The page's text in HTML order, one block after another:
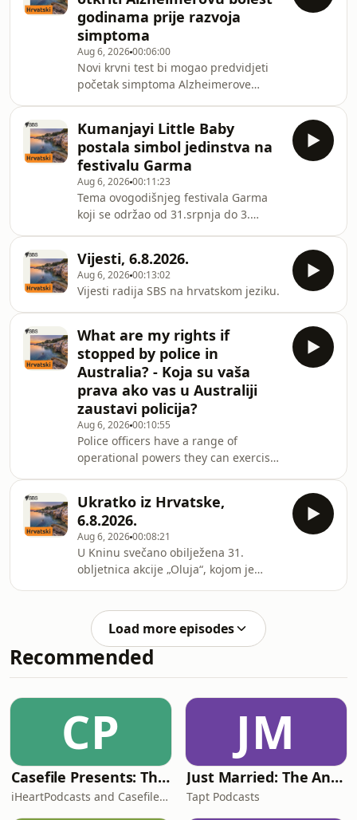
godinama prije razvoja
simptoma
Aug 6, 202600:06:00
Novi krvni test bi mogao predvidjeti
početak simptoma Alzheimerove
mnogih ljudi. Studija pokazuje da
krvni test može pomoći u
identificiranju zdravih ljudi s visokim
rizikom razvoja Alzheimerove bolesti,
te detektirati u kojoj mjeri je njihova
bolest napredovala.
Kumanjayi Little Baby
postala simbol jedinstva na
festivalu Garma
Aug 6, 202600:11:23
Tema ovogodišnjeg festivala Garma
koji se održao od 31.srpnja do 3.
jedinstvo i proslavu raznolikosti
moderne Australije. Tragična smrt
petogodišnje djevojčice, Kumanjayi
Little Baby, u travnju je postala
snažan simbol onoga što je moguće
učiniti kada se zajednica ujedini.
Vijesti, 6.8.2026.
Aug 6, 202600:13:02
Vijesti radija SBS na hrvatskom jeziku.
What are my rights if
stopped by police in
Australia? - Koja su vaša
prava ako vas u Australiji
zaustavi policija?
Aug 6, 202600:10:55
Police officers have a range of
operational powers they can exercise
and conduct searches. Here’s what
you need to know about your basic
rights and obligations in a police
interaction. - Policijske ovlasti u
Australiji razlikuju se između država i
teritorija. No, unatoč tim razlikama,
postoje zajednička pravila i prava koja
Ukratko iz Hrvatske,
6.8.2026.
Aug 6, 202600:08:21
U Kninu svečano obilježena 31.
obljetnica akcije „Oluja“, kojom je
Hrvatskoj. Od Dubrovnika preko Knina
do Zagreba i Slavonije – za cijelu
zemlju vrijedi crveno, dakle najviše
upozorenje Državnog
naše prilike ekstremno visokih
temperatura. Nuklearna elektrana
Krško, u zajedničkom hrvatsko
Load more episodes
Recommended
CP
Casefile Presents: The Easey Street Murders
iHeartPodcasts and Casefile Presents
JM
Just Married: The Anthea Bradshaw Mystery
Tapt Podcasts